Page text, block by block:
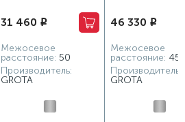
Corsa 80х1200 хром
31 460 i
Межосевое
расстояние: 50
Производитель:
GROTA
480x1500 хром
46 330 i
Межосевое
расстояние:
Производитель:
GROTA